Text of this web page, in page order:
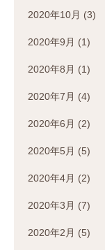
2020年10月 (3)
2020年9月 (1)
2020年8月 (1)
2020年7月 (4)
2020年6月 (2)
2020年5月 (5)
2020年4月 (2)
2020年3月 (7)
2020年2月 (5)